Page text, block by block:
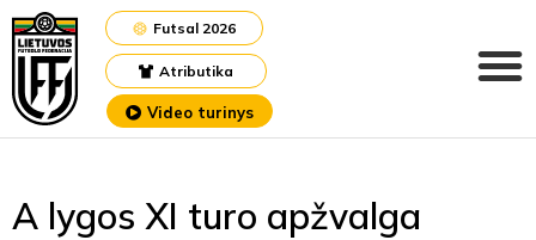
Atributika
Futsal 2026
Video turinys
A lygos XI turo apžvalga